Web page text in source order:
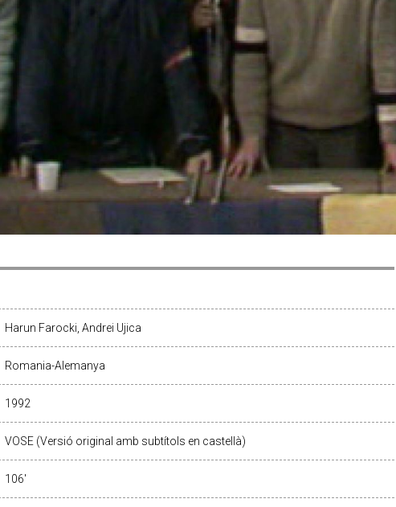
Harun Farocki, Andrei Ujica
Romania-Alemanya
1992
VOSE (Versió original amb subtítols en castellà)
106'